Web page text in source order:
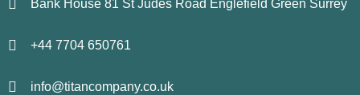
Bank House 81 St Judes Road Englefield Green Surrey
+44 7704 650761
info@titancompany.co.uk